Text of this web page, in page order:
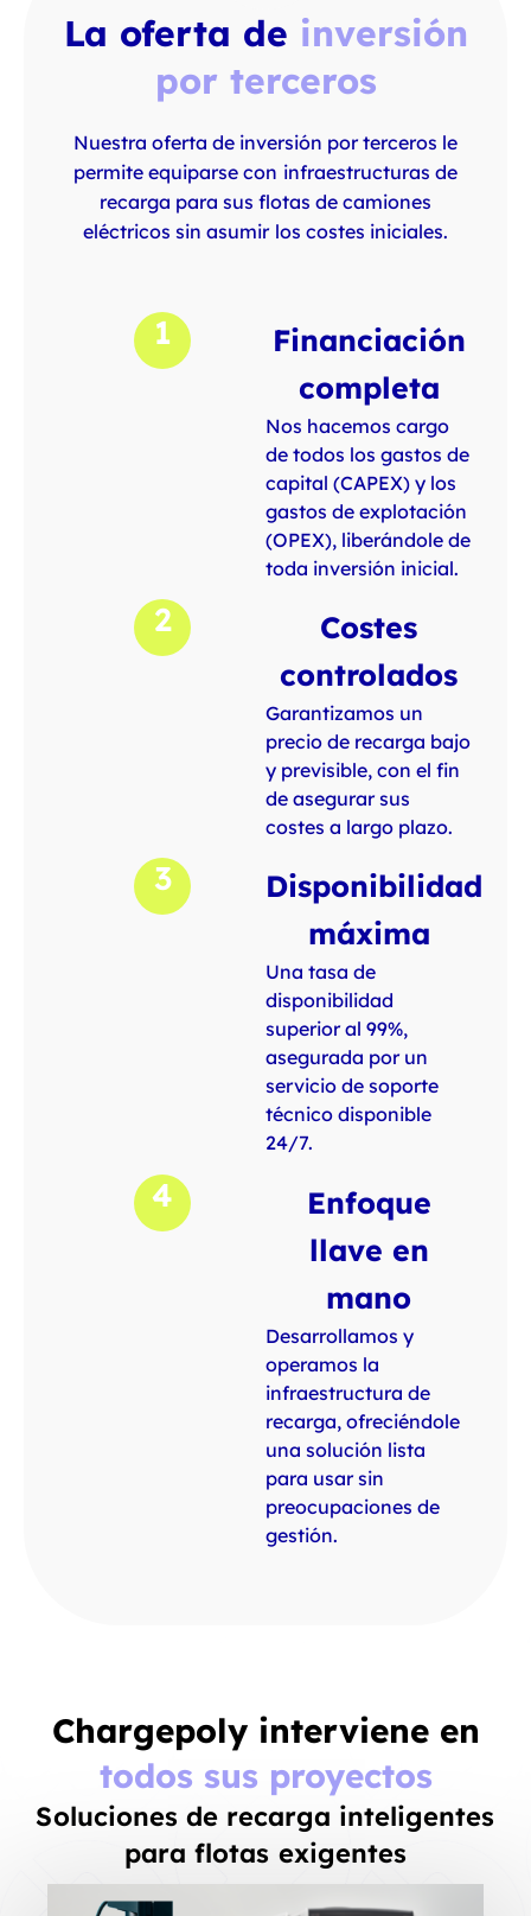
La oferta de inversión
por terceros
Nuestra oferta de inversión por terceros le
permite equiparse con infraestructuras de
recarga para sus flotas de camiones
eléctricos sin asumir los costes iniciales.
1
Financiación
completa
Nos hacemos cargo
de todos los gastos de
capital (CAPEX) y los
gastos de explotación
(OPEX), liberándole de
toda inversión inicial.
2
Costes
controlados
Garantizamos un
precio de recarga bajo
y previsible, con el fin
de asegurar sus
costes a largo plazo.
3
Disponibilidad
máxima
Una tasa de
disponibilidad
superior al 99%,
asegurada por un
servicio de soporte
técnico disponible
24/7.
4
Enfoque
llave en
mano
Desarrollamos y
operamos la
infraestructura de
recarga, ofreciéndole
una solución lista
para usar sin
preocupaciones de
gestión.
Chargepoly interviene en
todos sus proyectos
Soluciones de recarga inteligentes
para flotas exigentes